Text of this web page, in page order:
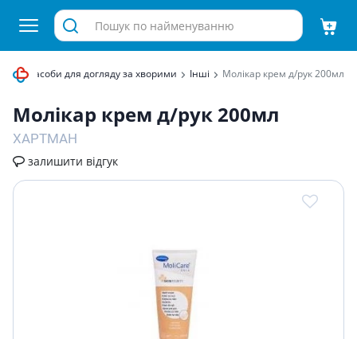
Засоби для догляду за хворими Інші Молікар крем д/рук 200мл
Молікар крем д/рук 200мл
ХАРТМАН
залишити відгук